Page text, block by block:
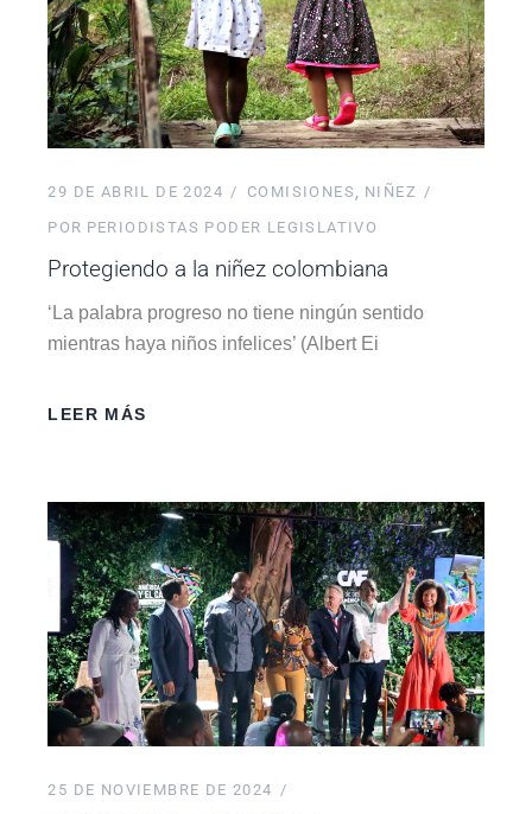
29 DE ABRIL DE 2024 COMISIONES
NIÑEZ
POR PERIODISTAS PODER LEGISLATIVO
Protegiendo a la niñez colombiana
‘La palabra progreso no tiene ningún sentido
mientras haya niños infelices’ (Albert Ei
LEER MÁS
25 DE NOVIEMBRE DE 2024